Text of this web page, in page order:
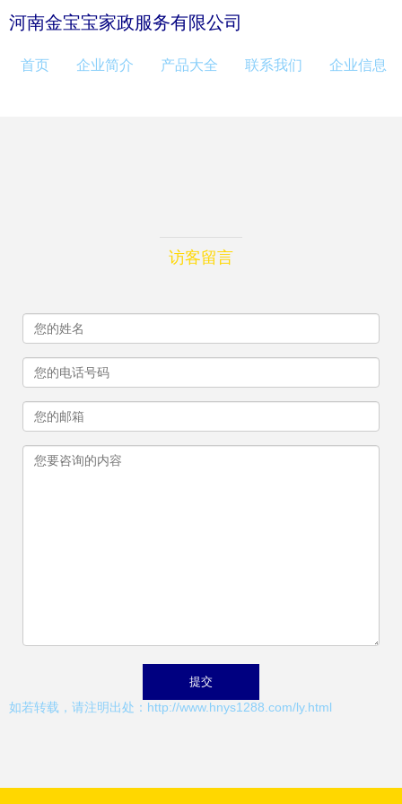
河南金宝宝家政服务有限公司
首页 企业简介 产品大全 联系我们 企业信息
访客留言
如若转载，请注明出处：http://www.hnys1288.com/ly.html